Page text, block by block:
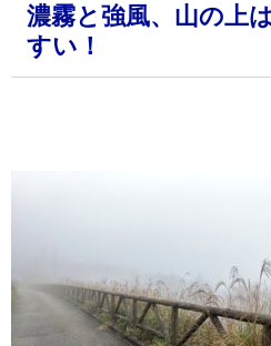
濃霧と強風、山の上
すい！